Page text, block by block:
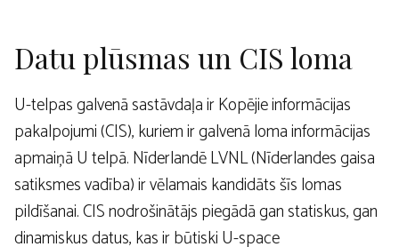
Datu plūsmas un CIS loma
U-telpas galvenā sastāvdaļa ir Kopējie informācijas
pakalpojumi (CIS), kuriem ir galvenā loma informācijas
apmaiņā U telpā. Nīderlandē LVNL (Nīderlandes gaisa
satiksmes vadība) ir vēlamais kandidāts šīs lomas
pildīšanai. CIS nodrošinātājs piegādā gan statiskus, gan
dinamiskus datus, kas ir būtiski U-space